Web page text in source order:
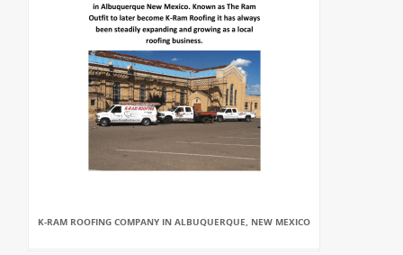
K-RAM ROOFING COMPANY IN ALBUQUERQUE, NEW MEXICO